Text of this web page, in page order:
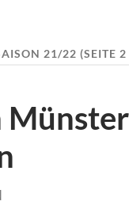
21/22 (SEITE